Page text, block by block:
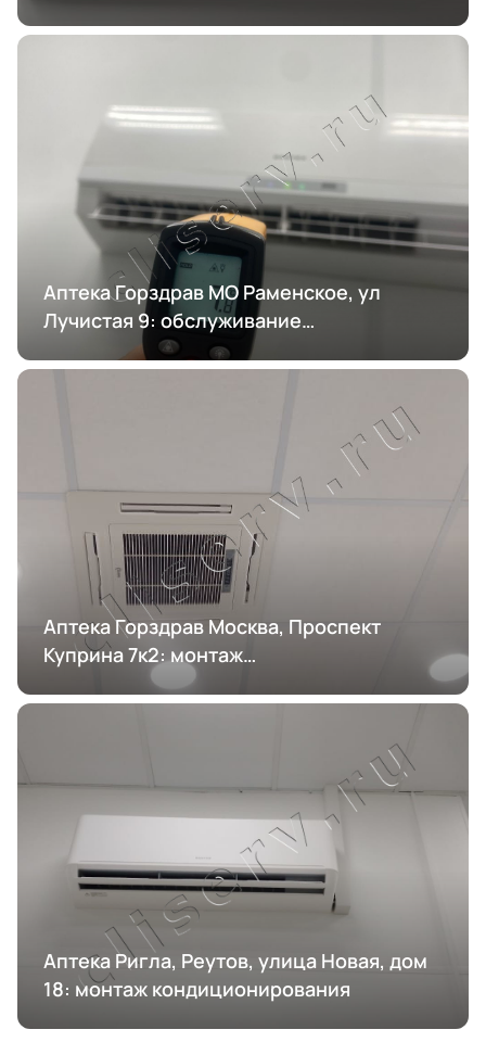
Аптека Горздрав МО Раменское, ул
Лучистая 9: обслуживание
кондиционирования
Аптека Горздрав Москва, Проспект
Куприна 7к2: монтаж
кондиционирования
Аптека Ригла, Реутов, улица Новая, дом
18: монтаж кондиционирования